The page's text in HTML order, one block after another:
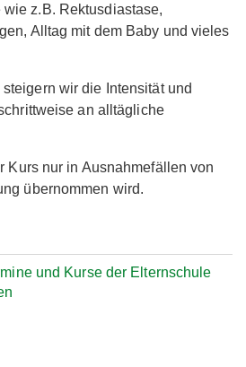
z.B. Rektusdiastase,
Alltag mit dem Baby und vieles
wir die Intensität und
an alltägliche
Kurs nur in Ausnahmefällen von
übernommen wird.
und Kurse der Elternschule